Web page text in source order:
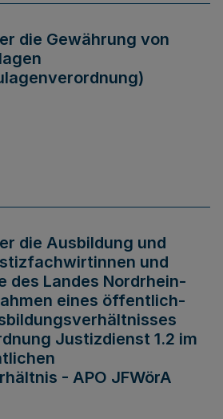
die Gewährung von
die Ausbildung und
und
Landes Nordrhein-
eines öffentlich-
Justizdienst 1.2 im
- APO JFWörA